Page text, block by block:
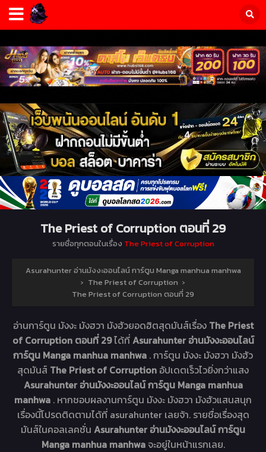
The Priest of Corruption ตอนที่ 29
รายชื่อทุกตอนในเรื่อง The Priest of Corruption
Asurahunter อ่านมังงะออนไลน์ การ์ตูน Manga manhua manhwa
› The Priest of Corruption ›
The Priest of Corruption ตอนที่ 29
อ่านการ์ตูน มังงะ มังฮวา มังฮัวยอดฮิตสุดมันส์เรื่อง The Priest
of Corruption ตอนที่ 29ได้ที่Asurahunter อ่านมังงะออนไลน์
การ์ตูน Manga manhua manhwa . การ์ตูน มังงะ มังฮวา มังฮัว
สุดมันส์ The Priest of Corruption อัปเดตเร็วไวยิ่งกว่าแสง
Asurahunter อ่านมังงะออนไลน์ การ์ตูน Manga manhua
manhwa . หากชอบผลงานการ์ตูน มังงะ มังฮวา มังฮัวแสนสนุก
เรื่องนี้โปรดติดตามได้ที่ asurahunter เลยจ้า. รายชื่อเรื่องสุด
มันส์ในคอลเลคชั่น Asurahunter อ่านมังงะออนไลน์ การ์ตูน
Manga manhua manhwa จะอยู่ในหน้าแรกเลย.